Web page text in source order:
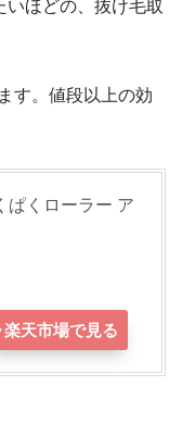
ほどの、抜け毛取
す。値段以上の効
ぱくローラー ア
楽天市場で見る